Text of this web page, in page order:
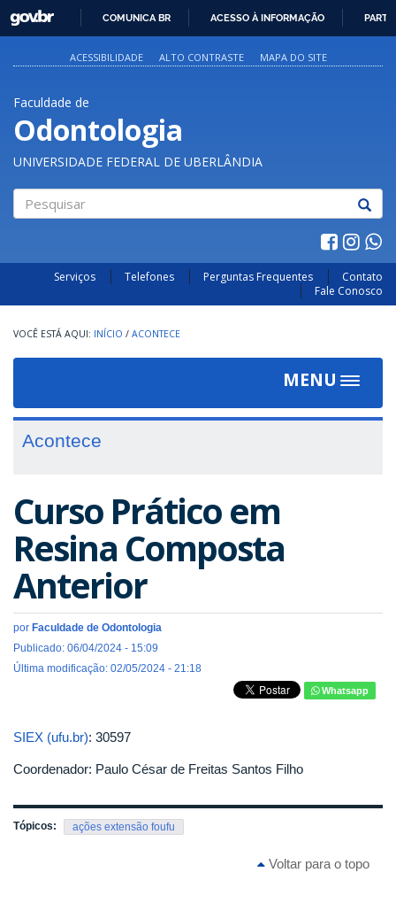
PARA
O
GOVBR
COMUNICA BR ACESSO À INFORMAÇÃO
ACESSIBILIDADE ALTO CONTRASTE MAPA DO SITE
Faculdade de
Odontologia
UNIVERSIDADE FEDERAL DE UBERLÂNDIA
Serviços Telefones Perguntas Frequentes
Contato
Fale Conosco
INÍCIO / ACONTECE
MENU
Toggle
Acontece
Curso Prático em
Resina Composta
Anterior
por Faculdade de Odontologia
Publicado: 06/04/2024 - 15:09
Última modificação: 02/05/2024 - 21:18
Whatsapp
SIEX (ufu.br): 30597
Coordenador: Paulo César de Freitas Santos Filho
Tópicos: ações extensão foufu
Voltar para o topo